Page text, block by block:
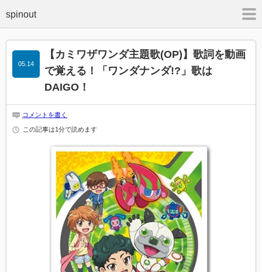
【カミワザワンダ主題歌(OP)】歌詞を動画
で覚える！「ワンダナンダ!?」歌は
DAIGO！
05.14
コメントを書く
この記事は1分で読めます